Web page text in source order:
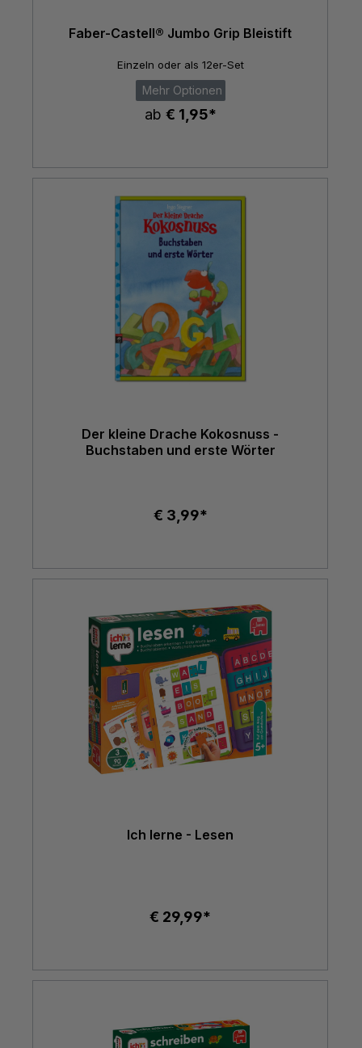
Faber-Castell® Jumbo Grip Bleistift
Einzeln oder als 12er-Set
Mehr Optionen
ab € 1,95*
Der kleine Drache Kokosnuss -
Buchstaben und erste Wörter
€ 3,99*
Ich lerne - Lesen
€ 29,99*